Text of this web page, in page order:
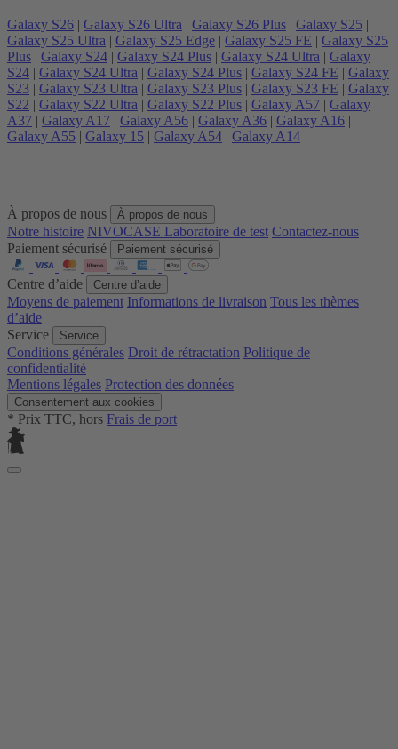
Galaxy S26 | Galaxy S26 Ultra | Galaxy S26 Plus | Galaxy S25 |
Galaxy S25 Ultra | Galaxy S25 Edge | Galaxy S25 FE | Galaxy S25
Plus | Galaxy S24 | Galaxy S24 Plus | Galaxy S24 Ultra | Galaxy
S24 | Galaxy S24 Ultra | Galaxy S24 Plus | Galaxy S24 FE | Galaxy
S23 | Galaxy S23 Ultra | Galaxy S23 Plus | Galaxy S23 FE | Galaxy
S22 | Galaxy S22 Ultra | Galaxy S22 Plus | Galaxy A57 | Galaxy
A37 | Galaxy A17 | Galaxy A56 | Galaxy A36 | Galaxy A16 |
Galaxy A55 | Galaxy 15 | Galaxy A54 | Galaxy A14
À propos de nous À propos de nous
Notre histoire NIVOCASE Laboratoire de test Contactez-nous
Paiement sécurisé
Paiement sécurisé
Centre d’aide Centre d’aide
Moyens de paiement Informations de livraison Tous les thèmes
d’aide
Service
Service
Conditions générales Droit de rétractation Politique de
confidentialité
Mentions légales Protection des données
Consentement aux cookies
* Prix TTC, hors Frais de port